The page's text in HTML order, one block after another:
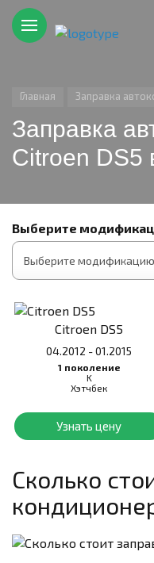
Главная Заправка
Заправка
Citroen DS5
Выберите
Citroen DS5
04.2012 - 01.2015
1 поколение
K
Хэтчбек
Узнать цену
Сколько